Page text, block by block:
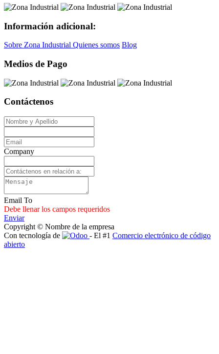
Información adicional:
Sobre Zona Industrial Quienes somos Blog
Medios de Pago
Contáctenos
Company
Email To
Debe llenar los campos requeridos
Enviar
Copyright © Nombre de la empresa
Con tecnología de
- El #1 Comercio electrónico de código
abierto